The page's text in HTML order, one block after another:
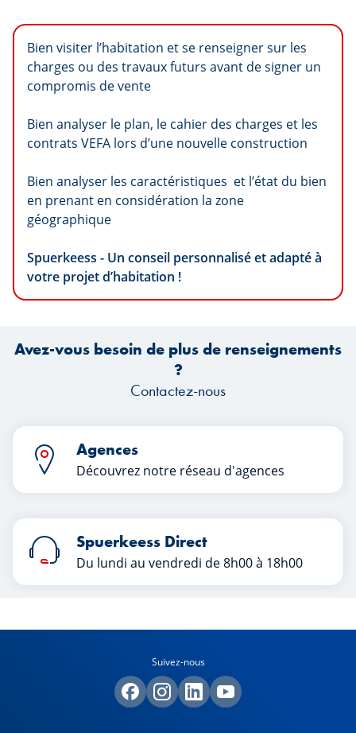
Bien visiter l’habitation et se renseigner sur les
charges ou des travaux futurs avant de signer un
compromis de vente
Bien analyser le plan, le cahier des charges et les
contrats VEFA lors d’une nouvelle construction
Bien analyser les caractéristiques et l’état du bien
en prenant en considération la zone
géographique
Spuerkeess - Un conseil personnalisé et adapté à
votre projet d’habitation !
Avez-vous besoin de plus de renseignements
?
Contactez-nous
Agences
Découvrez notre réseau d'agences
Spuerkeess Direct
Du lundi au vendredi de 8h00 à 18h00
Suivez-nous